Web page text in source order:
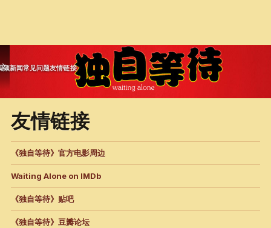
频新闻常见问题友情链接
友情链接
《独自等待》官方电影周边
Waiting Alone on IMDb
《独自等待》贴吧
《独自等待》豆瓣论坛